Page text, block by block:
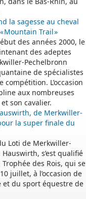
la sagesse au cheval
Mountain Trail »
des années 2000, le
des adeptes
Pechelbronn
de spécialistes
L’occasion
aux nombreuses
son cavalier.
de Merkwiller-
la super finale du
Loti de Merkwiller-
s’est qualifié
des Rois, qui se
juillet, à l’occasion de
et du sport équestre de